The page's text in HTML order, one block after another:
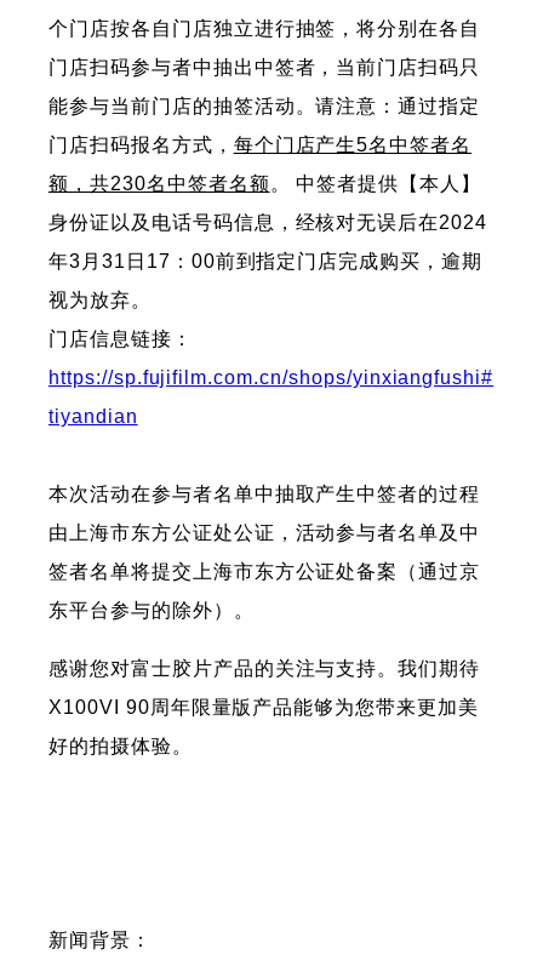
个门店按各自门店独立进行抽签，将分别在各自
门店扫码参与者中抽出中签者，当前门店扫码只
能参与当前门店的抽签活动。请注意：通过指定
门店扫码报名方式， 每个门店产生5名中签者名
额，共230名中签者名额。 中签者提供【本人】
身份证以及电话号码信息，经核对无误后在2024
年3月31日17：00前到指定门店完成购买，逾期
视为放弃。
门店信息链接：
https://sp.fujifilm.com.cn/shops/yinxiangfushi#
tiyandian
本次活动在参与者名单中抽取产生中签者的过程
由上海市东方公证处公证，活动参与者名单及中
签者名单将提交上海市东方公证处备案（通过京
东平台参与的除外）。
感谢您对富士胶片产品的关注与支持。我们期待
X100VI 90周年限量版产品能够为您带来更加美
好的拍摄体验。
新闻背景：